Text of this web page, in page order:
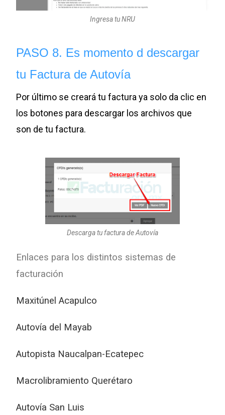
Ingresa tu NRU
PASO 8. Es momento d descargar
tu Factura de Autovía
Por último se creará tu factura ya solo da clic en
los botones para descargar los archivos que
son de tu factura.
Descarga tu factura de Autovía
Enlaces para los distintos sistemas de
facturación
Maxitúnel Acapulco
Autovía del Mayab
Autopista Naucalpan-Ecatepec
Macrolibramiento Querétaro
Autovía San Luis